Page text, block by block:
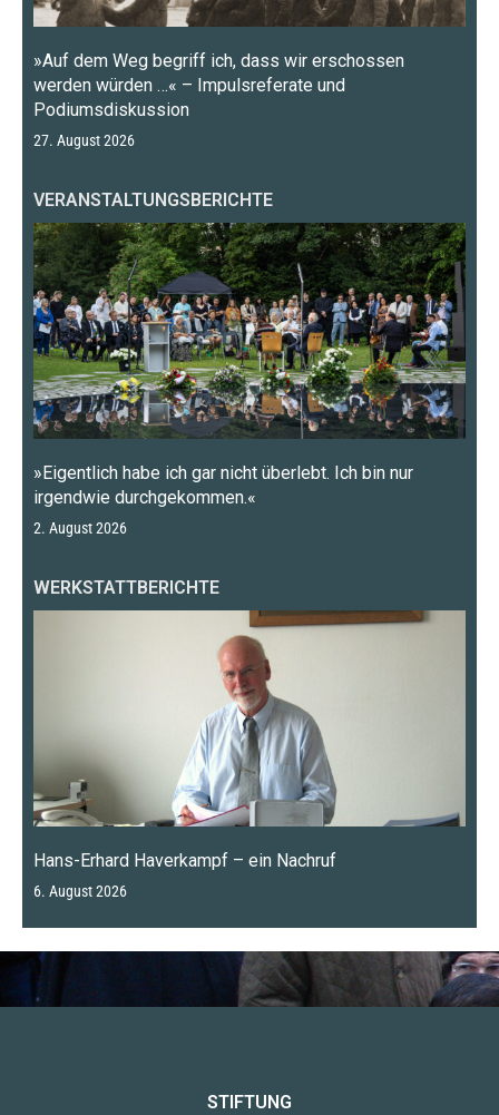
»Auf dem Weg begriff ich, dass wir erschossen
werden würden …« – Impulsreferate und
Podiumsdiskussion
27. August 2026
VERANSTALTUNGSBERICHTE
»Eigentlich habe ich gar nicht überlebt. Ich bin nur
irgendwie durchgekommen.«
2. August 2026
WERKSTATTBERICHTE
Hans-Erhard Haverkampf – ein Nachruf
6. August 2026
STIFTUNG